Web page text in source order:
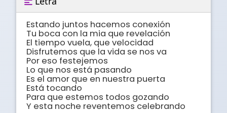
Estando juntos hacemos conexión
Tu boca con la mia que revelación
El tiempo vuela, que velocidad
Disfrutemos que la vida se nos va
Por eso festejemos
Lo que nos está pasando
Es el amor que en nuestra puerta
Está tocando
Para que estemos todos gozando
Y esta noche reventemos celebrando